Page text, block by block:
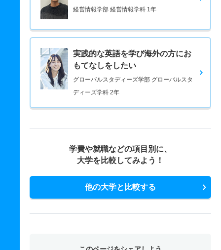
経営情報学部 経営情報学科 1年
実践的な英語を学び海外の方にお
もてなしをしたい
グローバルスタディーズ学部 グローバルスタ
ディーズ学科 2年
学費や就職などの項目別に、
大学を比較してみよう！
他の大学と比較する